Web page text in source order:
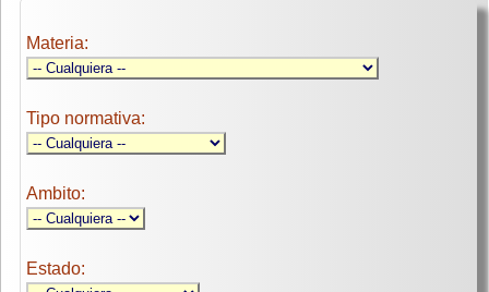
Materia:
Tipo normativa:
Ambito:
Estado: